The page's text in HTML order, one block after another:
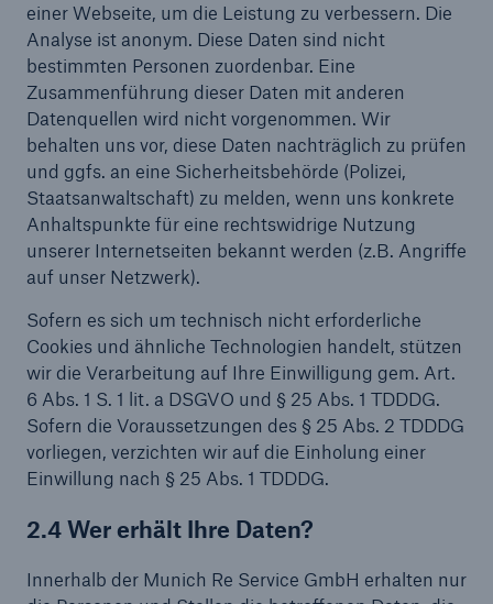
einer Webseite, um die Leistung zu verbessern. Die
Analyse ist anonym. Diese Daten sind nicht
bestimmten Personen zuordenbar. Eine
Zusammenführung dieser Daten mit anderen
Datenquellen wird nicht vorgenommen. Wir
behalten uns vor, diese Daten nachträglich zu prüfen
und ggfs. an eine Sicherheitsbehörde (Polizei,
Staatsanwaltschaft) zu melden, wenn uns konkrete
Anhaltspunkte für eine rechtswidrige Nutzung
unserer Internetseiten bekannt werden (z.B. Angriffe
auf unser Netzwerk).
Sofern es sich um technisch nicht erforderliche
Cookies und ähnliche Technologien handelt, stützen
wir die Verarbeitung auf Ihre Einwilligung gem. Art.
6 Abs. 1 S. 1 lit. a DSGVO und § 25 Abs. 1 TDDDG.
Sofern die Voraussetzungen des § 25 Abs. 2 TDDDG
vorliegen, verzichten wir auf die Einholung einer
Einwillung nach § 25 Abs. 1 TDDDG.
2.4 Wer erhält Ihre Daten?
Innerhalb der Munich Re Service GmbH erhalten nur